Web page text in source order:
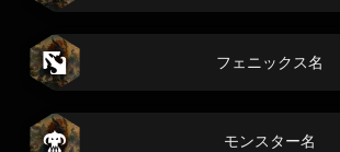
フェニックス名
モンスター名